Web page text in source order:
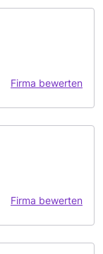
Firma bewerten
Firma bewerten